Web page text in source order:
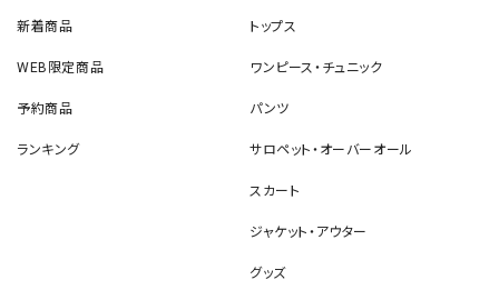
新着商品
WEB限定商品
予約商品
ランキング
トップス
ワンピース・チュニック
パンツ
サロペット・オーバーオール
スカート
ジャケット・アウター
グッズ